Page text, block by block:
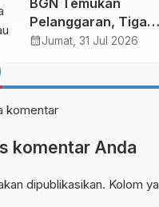
BGN Temukan
Pelanggaran, Tiga
Dapur MBG di Riau
calendar_monthJumat, 31 Jul 2026
komentar
komentar Anda
dipublikasikan. Kolom